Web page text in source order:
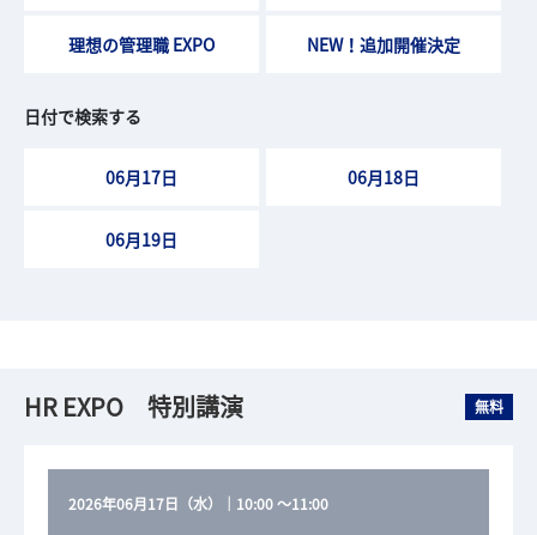
理想の管理職 EXPO NEW！追加開催決定
日付で検索する
06月17日 06月18日
06月19日
HR EXPO 特別講演 無料
2026年06月17日（水） ｜ 10:00～11:00